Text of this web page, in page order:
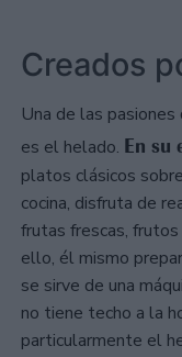
Creados
Una de las
es el helado. En su
platos clásicos
cocina, disfruta de
frutas frescas,
ello, él mismo
se sirve de una
no tiene techo a la
particularmente el